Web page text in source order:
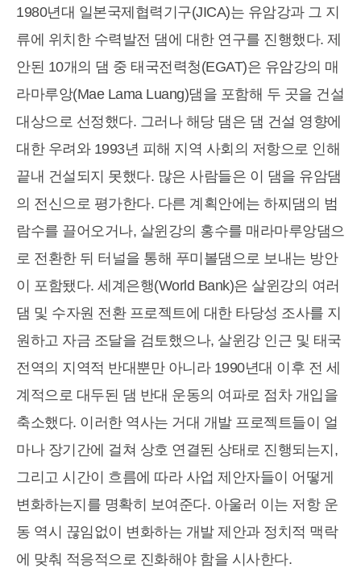
1980년대 일본국제협력기구(JICA)는 유암강과 그 지
류에 위치한 수력발전 댐에 대한 연구를 진행했다. 제
안된 10개의 댐 중 태국전력청(EGAT)은 유암강의 매
라마루앙(Mae Lama Luang)댐을 포함해 두 곳을 건설
대상으로 선정했다. 그러나 해당 댐은 댐 건설 영향에
대한 우려와 1993년 피해 지역 사회의 저항으로 인해
끝내 건설되지 못했다. 많은 사람들은 이 댐을 유암댐
의 전신으로 평가한다. 다른 계획안에는 하찌댐의 범
람수를 끌어오거나, 살윈강의 홍수를 매라마루앙댐으
로 전환한 뒤 터널을 통해 푸미볼댐으로 보내는 방안
이 포함됐다. 세계은행(World Bank)은 살윈강의 여러
댐 및 수자원 전환 프로젝트에 대한 타당성 조사를 지
원하고 자금 조달을 검토했으나, 살윈강 인근 및 태국
전역의 지역적 반대뿐만 아니라 1990년대 이후 전 세
계적으로 대두된 댐 반대 운동의 여파로 점차 개입을
축소했다. 이러한 역사는 거대 개발 프로젝트들이 얼
마나 장기간에 걸쳐 상호 연결된 상태로 진행되는지,
그리고 시간이 흐름에 따라 사업 제안자들이 어떻게
변화하는지를 명확히 보여준다. 아울러 이는 저항 운
동 역시 끊임없이 변화하는 개발 제안과 정치적 맥락
에 맞춰 적응적으로 진화해야 함을 시사한다.